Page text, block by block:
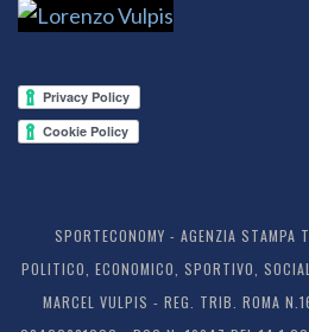
SPORTECONOMY - AGENZIA STAMPA
POLITICO, ECONOMICO, SPORTIVO,
MARCEL VULPIS - REG. TRIB. ROMA